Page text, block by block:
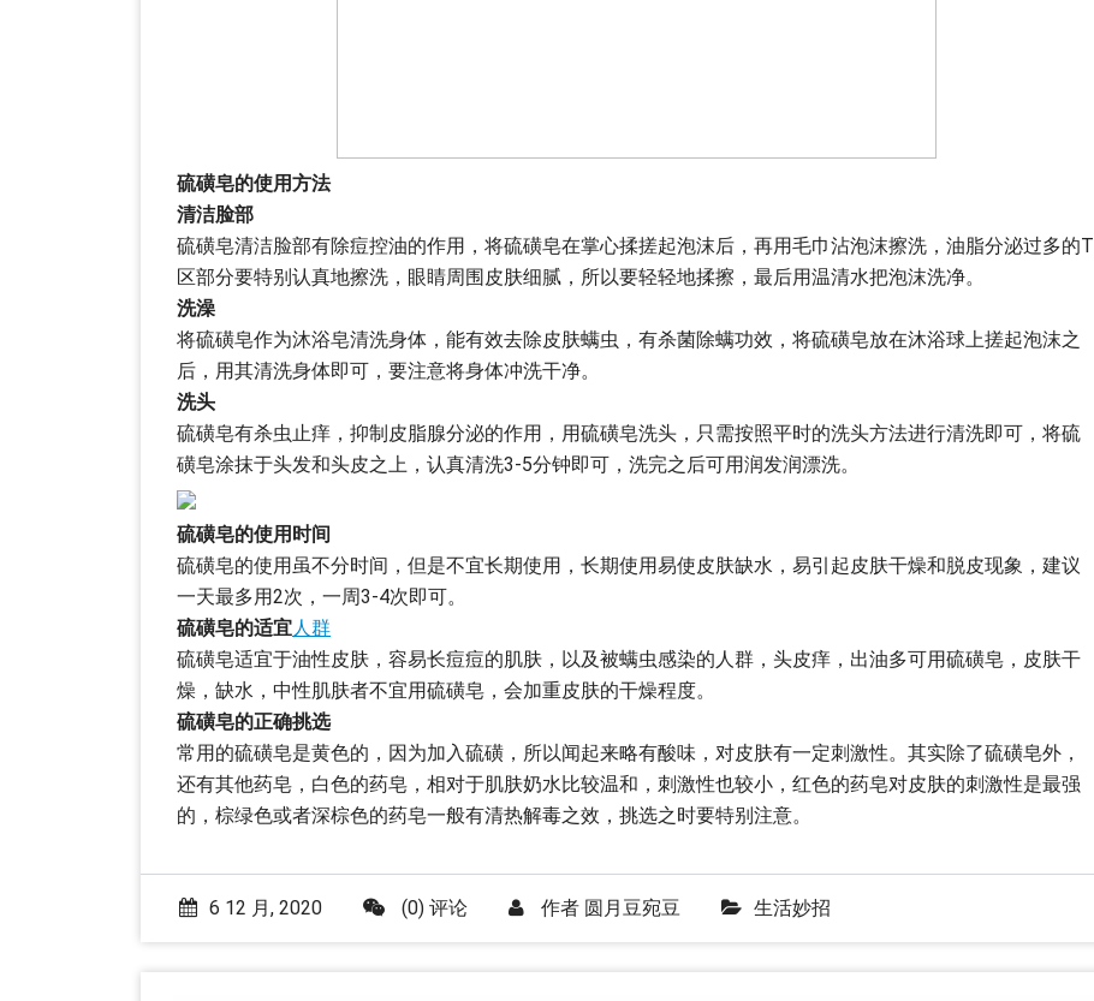
硫磺皂的使用方法
清洁脸部
硫磺皂清洁脸部有除痘控油的作用，将硫磺皂在掌心揉搓起泡沫后，再用毛巾沾泡沫擦洗，油脂分泌过多的T
区部分要特别认真地擦洗，眼睛周围皮肤细腻，所以要轻轻地揉擦，最后用温清水把泡沫洗净。
洗澡
将硫磺皂作为沐浴皂清洗身体，能有效去除皮肤螨虫，有杀菌除螨功效，将硫磺皂放在沐浴球上搓起泡沫之
后，用其清洗身体即可，要注意将身体冲洗干净。
洗头
硫磺皂有杀虫止痒，抑制皮脂腺分泌的作用，用硫磺皂洗头，只需按照平时的洗头方法进行清洗即可，将硫
磺皂涂抹于头发和头皮之上，认真清洗3-5分钟即可，洗完之后可用润发润漂洗。
硫磺皂的使用时间
硫磺皂的使用虽不分时间，但是不宜长期使用，长期使用易使皮肤缺水，易引起皮肤干燥和脱皮现象，建议
一天最多用2次，一周3-4次即可。
硫磺皂的适宜人群
硫磺皂适宜于油性皮肤，容易长痘痘的肌肤，以及被螨虫感染的人群，头皮痒，出油多可用硫磺皂，皮肤干
燥，缺水，中性肌肤者不宜用硫磺皂，会加重皮肤的干燥程度。
硫磺皂的正确挑选
常用的硫磺皂是黄色的，因为加入硫磺，所以闻起来略有酸味，对皮肤有一定刺激性。其实除了硫磺皂外，
还有其他药皂，白色的药皂，相对于肌肤奶水比较温和，刺激性也较小，红色的药皂对皮肤的刺激性是最强
的，棕绿色或者深棕色的药皂一般有清热解毒之效，挑选之时要特别注意。
6 12 月, 2020 (0) 评论 作者 圆月豆宛豆 生活妙招